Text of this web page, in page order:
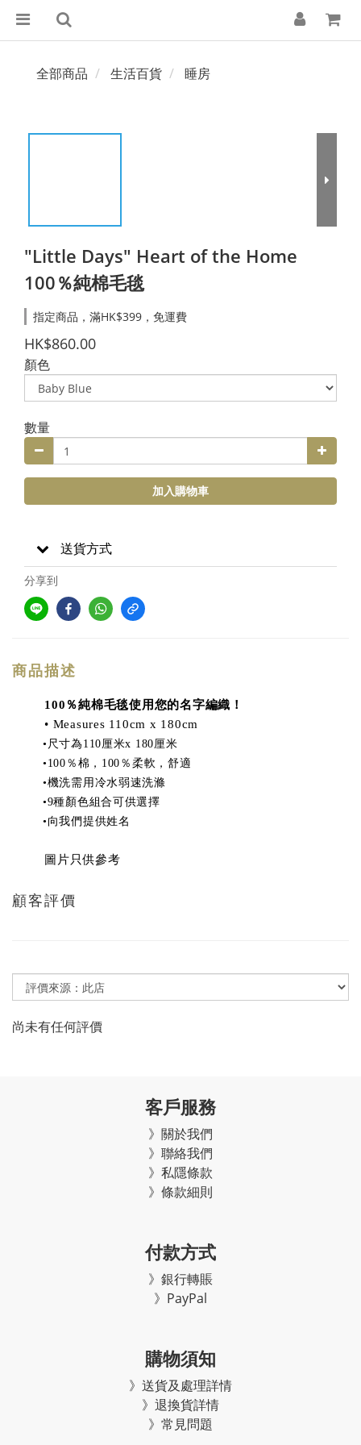
全部商品 生活百貨 睡房
"Little Days" Heart of the Home
100％純棉毛毯
指定商品，滿HK$399，免運費
HK$860.00
顏色
數量
加入購物車
送貨方式
分享到
商品描述
100％純棉毛毯使用您的名字編織！
• Measures 110cm x 180cm
• 尺寸為 110厘米x 180厘米
•100 ％棉， 100 ％柔軟，舒適
•機洗需用冷水弱速洗滌
•9種顏色組合可供選擇
• 向我們提供姓名
圖片只供參考
顧客評價
尚未有任何評價
客戶服務
》關於我們
》聯絡我們
》私隱條款
》條款細則
付款方式
》銀行轉賬
》PayPal
購物須知
》 送貨及處理詳情
》 退換貨詳情
》常見問題